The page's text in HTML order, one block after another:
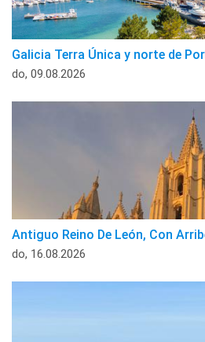
Galicia Terra Única y norte de
do, 09.08.2026
Antiguo Reino De León, Con
do, 16.08.2026